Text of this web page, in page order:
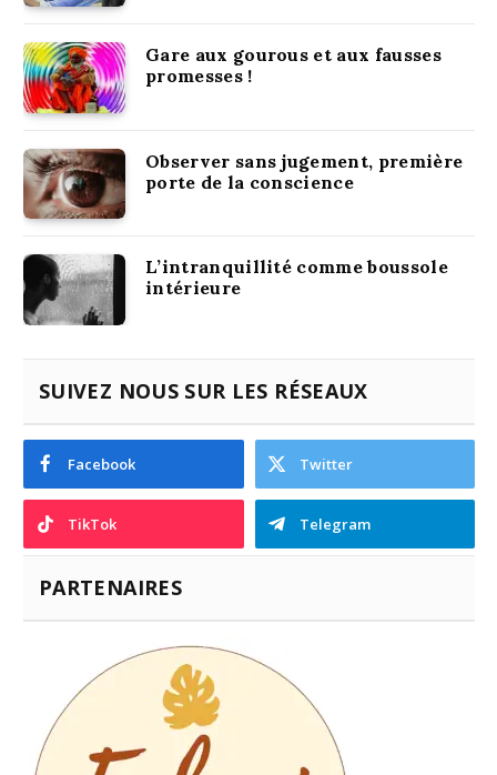
Gare aux gourous et aux fausses
promesses !
Observer sans jugement, première
porte de la conscience
L’intranquillité comme boussole
intérieure
SUIVEZ NOUS SUR LES RÉSEAUX
Facebook Twitter
TikTok Telegram
PARTENAIRES